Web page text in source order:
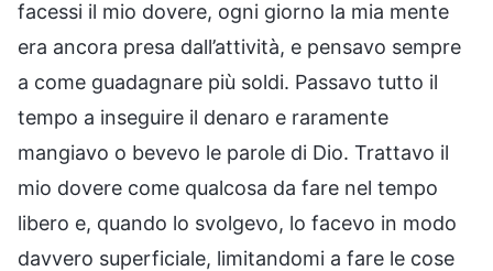
facessi il mio dovere, ogni giorno la mia mente
era ancora presa dall’attività, e pensavo sempre
a come guadagnare più soldi. Passavo tutto il
tempo a inseguire il denaro e raramente
mangiavo o bevevo le parole di Dio. Trattavo il
mio dovere come qualcosa da fare nel tempo
libero e, quando lo svolgevo, lo facevo in modo
davvero superficiale, limitandomi a fare le cose